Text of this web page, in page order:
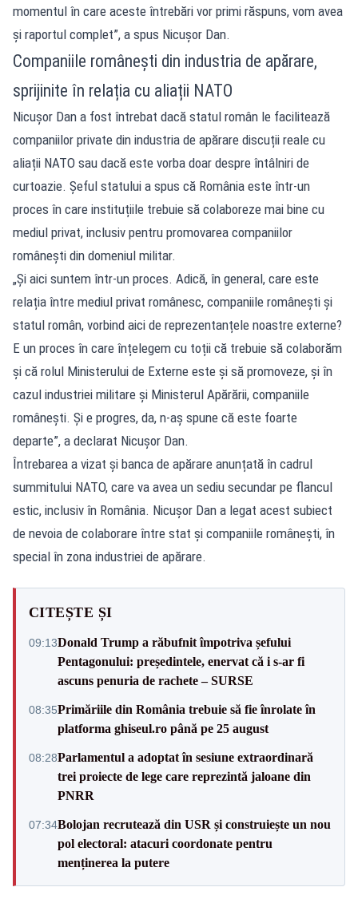
momentul în care aceste întrebări vor primi răspuns, vom avea
și raportul complet”, a spus Nicușor Dan.
Companiile românești din industria de apărare,
sprijinite în relația cu aliații NATO
Nicușor Dan a fost întrebat dacă statul român le facilitează
companiilor private din industria de apărare discuții reale cu
aliații NATO sau dacă este vorba doar despre întâlniri de
curtoazie. Șeful statului a spus că România este într-un
proces în care instituțiile trebuie să colaboreze mai bine cu
mediul privat, inclusiv pentru promovarea companiilor
românești din domeniul militar.
„Și aici suntem într-un proces. Adică, în general, care este
relația între mediul privat românesc, companiile românești și
statul român, vorbind aici de reprezentanțele noastre externe?
E un proces în care înțelegem cu toții că trebuie să colaborăm
și că rolul Ministerului de Externe este și să promoveze, și în
cazul industriei militare și Ministerul Apărării, companiile
românești. Și e progres, da, n-aș spune că este foarte
departe”, a declarat Nicușor Dan.
Întrebarea a vizat și banca de apărare anunțată în cadrul
summitului NATO, care va avea un sediu secundar pe flancul
estic, inclusiv în România. Nicușor Dan a legat acest subiect
de nevoia de colaborare între stat și companiile românești, în
special în zona industriei de apărare.
CITEȘTE ȘI
09:13Donald Trump a răbufnit împotriva șefului
Pentagonului: președintele, enervat că i s-ar fi
ascuns penuria de rachete – SURSE
08:35Primăriile din România trebuie să fie înrolate în
platforma ghiseul.ro până pe 25 august
08:28Parlamentul a adoptat în sesiune extraordinară
trei proiecte de lege care reprezintă jaloane din
PNRR
07:34Bolojan recrutează din USR și construiește un nou
pol electoral: atacuri coordonate pentru
menținerea la putere